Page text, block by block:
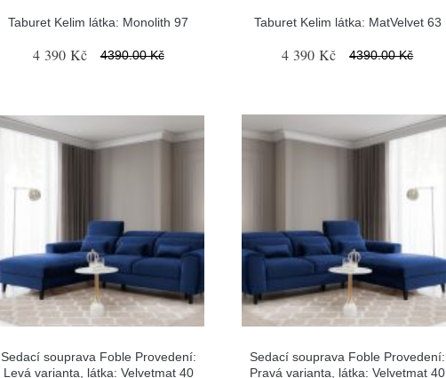
Taburet Kelim látka: Monolith 97
4 390 Kč 4390.00 Kč
Taburet Kelim látka: MatVelvet 63
4 390 Kč 4390.00 Kč
Sedací souprava Foble Provedení:
Levá varianta, látka: Velvetmat 40
Sedací souprava Foble Provedení:
Pravá varianta, látka: Velvetmat 40